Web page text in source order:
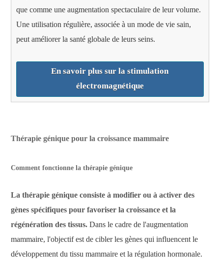
que comme une augmentation spectaculaire de leur volume.
Une utilisation régulière, associée à un mode de vie sain,
peut améliorer la santé globale de leurs seins.
En savoir plus sur la stimulation
électromagnétique
Thérapie génique pour la croissance mammaire
Comment fonctionne la thérapie génique
La thérapie génique consiste à modifier ou à activer des
gènes spécifiques pour favoriser la croissance et la
régénération des tissus. Dans le cadre de l'augmentation
mammaire, l'objectif est de cibler les gènes qui influencent le
développement du tissu mammaire et la régulation hormonale.